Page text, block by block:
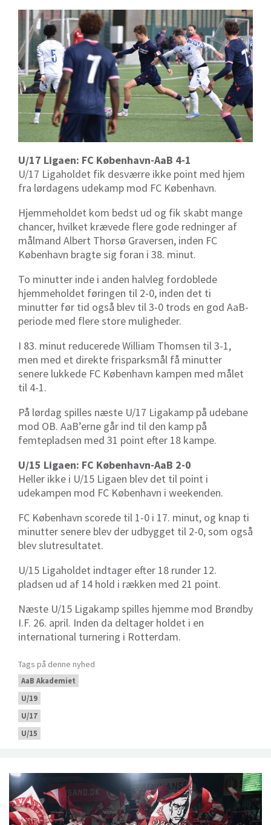
U/17 Ligaen: FC København-AaB 4-1
U/17 Ligaholdet fik desværre ikke point med hjem
fra lørdagens udekamp mod FC København.
Hjemmeholdet kom bedst ud og fik skabt mange
chancer, hvilket krævede flere gode redninger af
målmand Albert Thorsø Graversen, inden FC
København bragte sig foran i 38. minut.
To minutter inde i anden halvleg fordoblede
hjemmeholdet føringen til 2-0, inden det ti
minutter før tid også blev til 3-0 trods en god AaB-
periode med flere store muligheder.
I 83. minut reducerede William Thomsen til 3-1,
men med et direkte frisparksmål få minutter
senere lukkede FC København kampen med målet
til 4-1.
På lørdag spilles næste U/17 Ligakamp på udebane
mod OB. AaB’erne går ind til den kamp på
femtepladsen med 31 point efter 18 kampe.
U/15 Ligaen: FC København-AaB 2-0
Heller ikke i U/15 Ligaen blev det til point i
udekampen mod FC København i weekenden.
FC København scorede til 1-0 i 17. minut, og knap ti
minutter senere blev der udbygget til 2-0, som også
blev slutresultatet.
U/15 Ligaholdet indtager efter 18 runder 12.
pladsen ud af 14 hold i rækken med 21 point.
Næste U/15 Ligakamp spilles hjemme mod Brøndby
I.F. 26. april. Inden da deltager holdet i en
international turnering i Rotterdam.
Tags på denne nyhed
AaB Akademiet
U/19
U/17
U/15